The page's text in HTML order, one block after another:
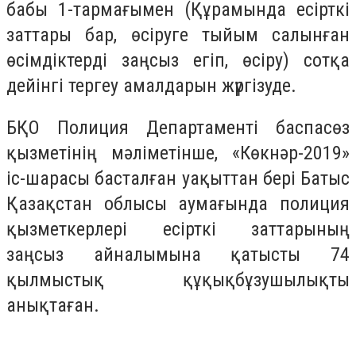
бабы 1-тармағымен (Құрамында есiрткi
заттары бар, өсiруге тыйым салынған
өсiмдiктердi заңсыз егіп, өсіру) сотқа
дейінгі тергеу амалдарын жүргізуде.
БҚО Полиция Департаменті баспасөз
қызметінің мәліметінше, «Көкнәр-2019»
іс-шарасы басталған уақыттан бері Батыс
Қазақстан облысы аумағында полиция
қызметкерлері есірткі заттарының
заңсыз айналымына қатысты 74
қылмыстық құқықбұзушылықты
анықтаған.